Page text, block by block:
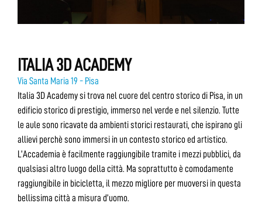
ITALIA 3D ACADEMY
Via Santa Maria 19 - Pisa
Italia 3D Academy si trova nel cuore del centro storico di Pisa, in un
edificio storico di prestigio, immerso nel verde e nel silenzio. Tutte
le aule sono ricavate da ambienti storici restaurati, che ispirano gli
allievi perchè sono immersi in un contesto storico ed artistico.
L’Accademia è facilmente raggiungibile tramite i mezzi pubblici, da
qualsiasi altro luogo della città. Ma soprattutto è comodamente
raggiungibile in bicicletta, il mezzo migliore per muoversi in questa
bellissima città a misura d’uomo.